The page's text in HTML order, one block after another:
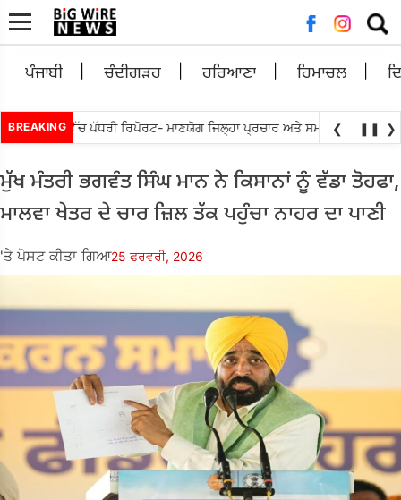
ਲਈ
ਖੋਜ:
ਪੰਜਾਬੀ ਚੰਦੀਗੜਹ ਹਰਿਆਣਾ ਹਿਮਾਚਲ
BREAKING
ਨੂੰ ਲੋਕ ਉੱਚ ਪੱਧਰੀ ਰਿਪੋਰਟ- ਮਾਣਯੋਗ ਜਿਲ੍ਹਾ ਪ੍ਰਚਾਰ ਅਤੇ ਸਮਾਗਮ • ਸਰਕਾਰ,
❮ ❚❚ ❯
ਮੁੱਖ ਮੰਤਰੀ ਭਗਵੰਤ ਸਿੰਘ ਮਾਨ ਨੇ ਕਿਸਾਨਾਂ ਨੂੰ ਵੱਡਾ ਤੋਹਫਾ,
ਮਾਲਵਾ ਖੇਤਰ ਦੇ ਚਾਰ ਜ਼ਿਲ ਤੱਕ ਪਹੁੰਚਾ ਨਾਹਰ ਦਾ ਪਾਣੀ
'ਤੇ ਪੋਸਟ ਕੀਤਾ ਗਿਆ25 ਫਰਵਰੀ, 2026